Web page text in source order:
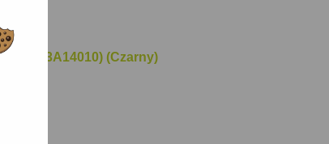
(Czarny)